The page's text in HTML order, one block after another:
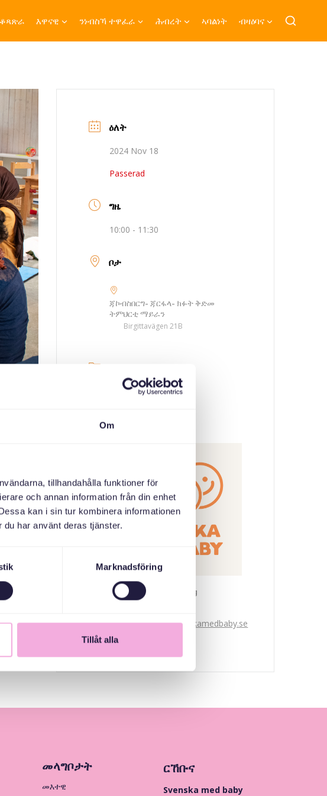
Om
tillhandahålla funktioner för
och annan information från din enhet
kan i sin tur kombinera informationen
har använt deras tjänster.
Marknadsföring
Tillåt alla
እዋናዊ ንነብስኻ ተዋፈራ ሕብረት ኣባልነት ብዛዕባና
du
ett bra
ዕለት
2024 Nov 18
Passerad
ግዜ
10:00 - 11:30
ቦታ
ጃኮብስበርግ- ጃርፋላ- ክፉት ቅድመ
ትምህርቲ ማይራን
Birgittavägen 21B
ኣኼባታት ወለዲ
ኣዳላዊ
Svenska med baby
bokningen@svenskamedbaby.se
መላግቦታት
መእተዊ
ርኸቡና
Svenska med baby